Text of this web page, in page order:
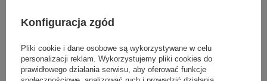
ZAPYTAJ O PRODUKT
Konfiguracja zgód
Pliki cookie i dane osobowe są wykorzystywane w celu
personalizacji reklam. Wykorzystujemy pliki cookies do
prawidłowego działania serwisu, aby oferować funkcje